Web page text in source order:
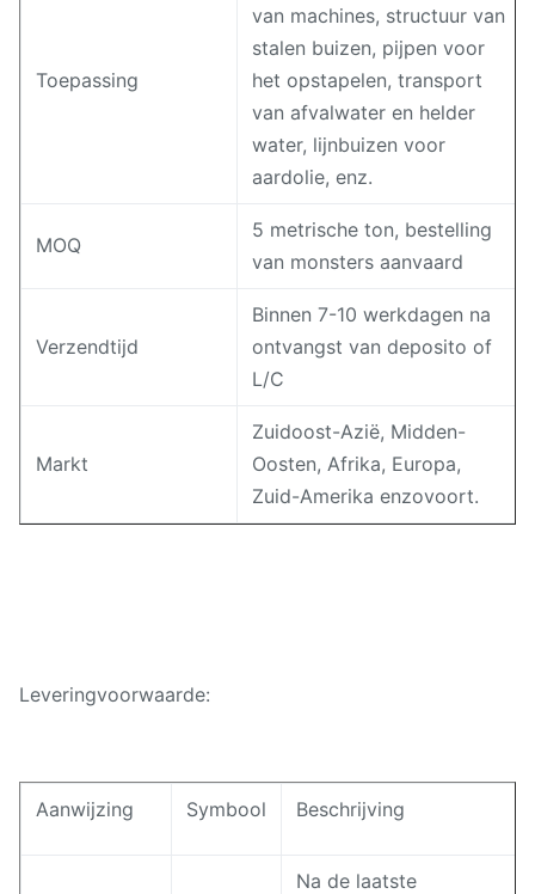
Toepassing
van machines, structuur van
stalen buizen, pijpen voor
het opstapelen, transport
van afvalwater en helder
water, lijnbuizen voor
aardolie, enz.
MOQ
5 metrische ton, bestelling
van monsters aanvaard
Verzendtijd
Binnen 7-10 werkdagen na
ontvangst van deposito of
L/C
Markt
Zuidoost-Azië, Midden-
Oosten, Afrika, Europa,
Zuid-Amerika enzovoort.
Leveringvoorwaarde:
Aanwijzing Symbool Beschrijving
Na de laatste